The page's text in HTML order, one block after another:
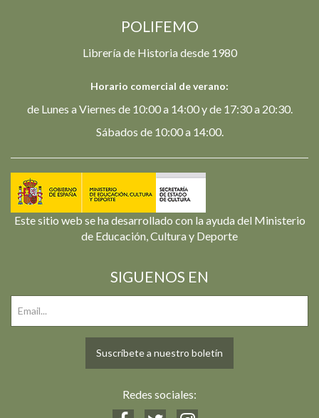
POLIFEMO
Librería de Historia desde 1980
Horario comercial de verano:
de Lunes a Viernes de 10:00 a 14:00 y de 17:30 a 20:30.
Sábados de 10:00 a 14:00.
Este sitio web se ha desarrollado con la ayuda del Ministerio
de Educación, Cultura y Deporte
SIGUENOS EN
Suscríbete a nuestro boletín
Redes sociales: